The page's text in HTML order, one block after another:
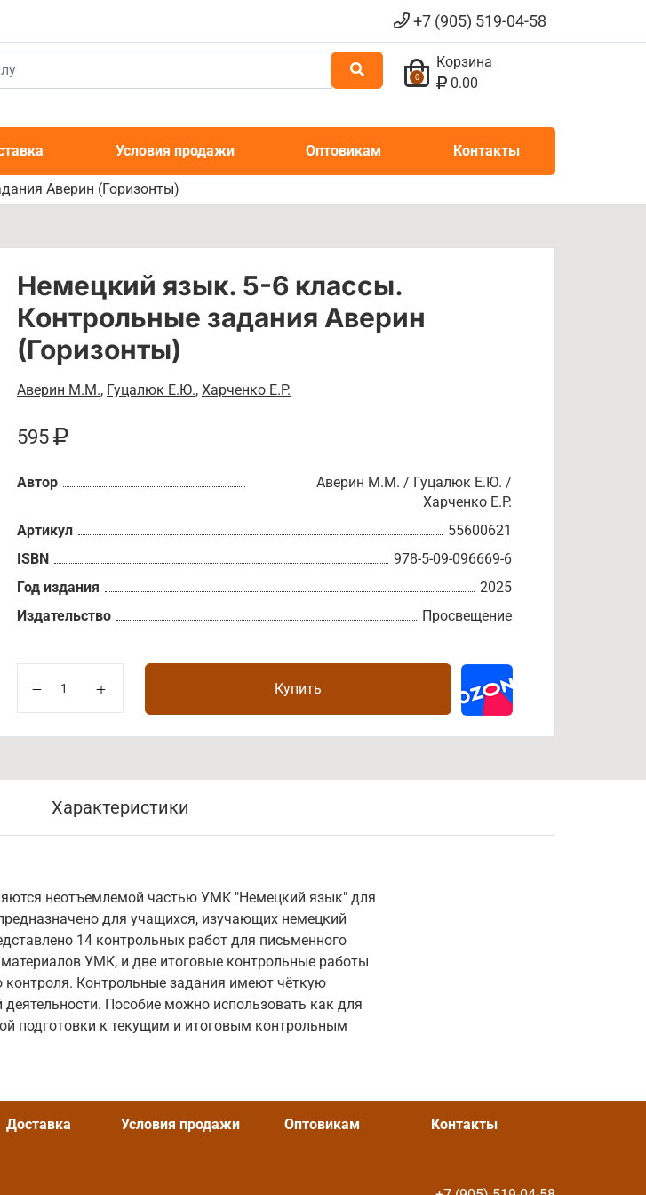
+7 (905) 519-04-58
0
Корзина
0.00
Условия продажи Оптовикам Контакты
Аверин (Горизонты)
Немецкий язык. 5-6 классы.
Контрольные задания Аверин
(Горизонты)
Аверин М.М., Гуцалюк Е.Ю., Харченко Е.Р.
595
Автор
Аверин М.М. / Гуцалюк Е.Ю. /
Харченко Е.Р.
Артикул
55600621
ISBN
978-5-09-096669-6
Год издания
2025
Издательство
Просвещение
Купить
Характеристики
неотъемлемой частью УМК "Немецкий язык" для
для учащихся, изучающих немецкий
14 контрольных работ для письменного
УМК, и две итоговые контрольные работы
контроля. Контрольные задания имеют чёткую
Пособие можно использовать как для
подготовки к текущим и итоговым контрольным
Доставка Условия продажи Оптовикам Контакты